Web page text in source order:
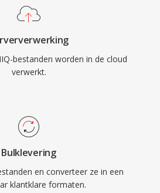
bestanden worden in de cloud
verwerkt.
Bulklevering
en converteer ze in een
klantklare formaten.